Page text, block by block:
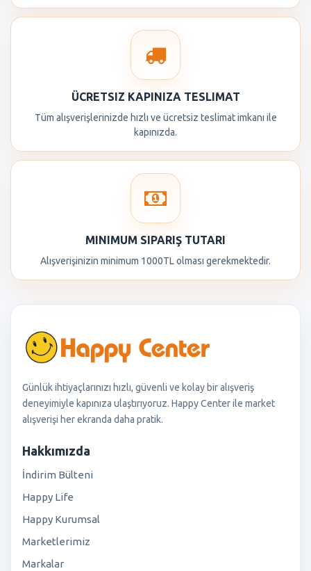
ÜCRETSIZ KAPINIZA TESLIMAT
Tüm alışverişlerinizde hızlı ve ücretsiz teslimat imkanı ile
kapınızda.
MINIMUM SIPARIŞ TUTARI
Alışverişinizin minimum 1000TL olması gerekmektedir.
Günlük ihtiyaçlarınızı hızlı, güvenli ve kolay bir alışveriş
deneyimiyle kapınıza ulaştırıyoruz. Happy Center ile market
alışverişi her ekranda daha pratik.
Hakkımızda
İndirim Bülteni
Happy Life
Happy Kurumsal
Marketlerimiz
Markalar